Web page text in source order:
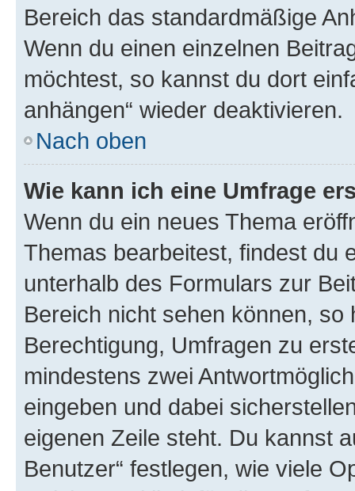
Bereich das standardmäßige
Wenn du einen einzelnen
möchtest, so kannst du dort
anhängen“ wieder deaktivieren.
Nach oben
Wie kann ich eine Umfrage
Wenn du ein neues Thema
Themas bearbeitest, findest du
unterhalb des Formulars zur
Bereich nicht sehen können,
Berechtigung, Umfragen zu
mindestens zwei
eingeben und dabei
eigenen Zeile steht. Du kannst
Benutzer“ festlegen, wie viele